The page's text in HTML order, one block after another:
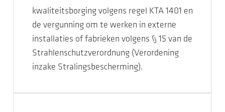
kwaliteitsborging volgens regel KTA 1401 en
de vergunning om te werken in externe
installaties of fabrieken volgens § 15 van de
Strahlenschutzverordnung (Verordening
inzake Stralingsbescherming).